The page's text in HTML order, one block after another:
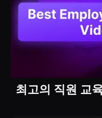
최고의 직원 교